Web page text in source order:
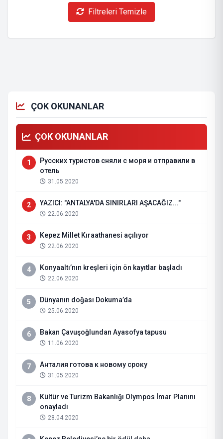
Filtreleri Temizle
ÇOK OKUNANLAR
ÇOK OKUNANLAR
1
Русских туристов сняли с моря и отправили в
отель
31.05.2020
2 YAZICI: "ANTALYA'DA SINIRLARI AŞACAĞIZ..."
22.06.2020
3 Kepez Millet Kıraathanesi açılıyor
22.06.2020
4 Konyaaltı’nın kreşleri için ön kayıtlar başladı
22.06.2020
5 Dünyanın doğası Dokuma’da
25.06.2020
6 Bakan Çavuşoğlundan Ayasofya tapusu
11.06.2020
7 Анталия готова к новому сроку
31.05.2020
8
Kültür ve Turizm Bakanlığı Olympos İmar Planını
onayladı
28.04.2020